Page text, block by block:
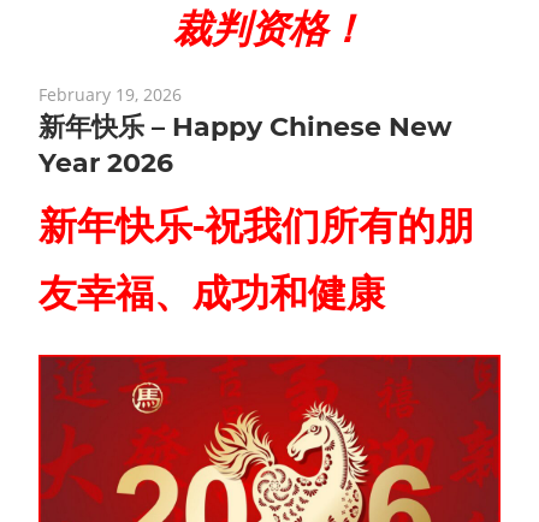
裁判资格！
February 19, 2026
新年快乐 – Happy Chinese New
Year 2026
新年快乐-祝我们所有的朋
友幸福、成功和健康